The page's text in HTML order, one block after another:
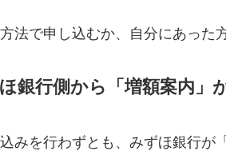
法で申し込むか、自分にあった
銀行側から「増額案内」
みを行わずとも、みずほ銀行が